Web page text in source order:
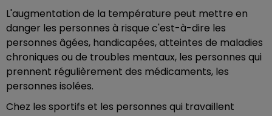
L'augmentation de la température peut mettre en
danger les personnes à risque c'est-à-dire les
personnes âgées, handicapées, atteintes de maladies
chroniques ou de troubles mentaux, les personnes qui
prennent régulièrement des médicaments, les
personnes isolées.
Chez les sportifs et les personnes qui travaillent